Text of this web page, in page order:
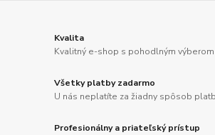
Kvalita
Kvalitný e-shop s pohodlným
Všetky platby zadarmo
U nás neplatíte za žiadny spôsob
Profesionálny a priateľský prístup